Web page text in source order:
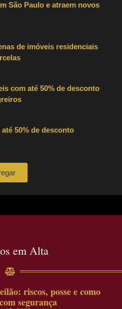
São Paulo e atraem novos
de imóveis residenciais
com até 50% de desconto
50% de desconto
em Alta
riscos, posse e como
segurança